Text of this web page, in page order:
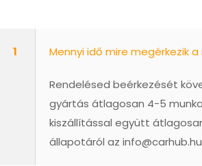
1 Mennyi idő mire megérkezik
Rendelésed beérkezését
gyártás átlagosan 4-5
kiszállítással együtt
állapotáról az info@carhub.hu